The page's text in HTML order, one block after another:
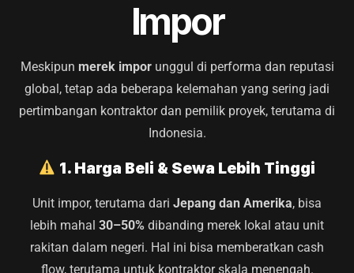
Impor
Meskipun merek imporunggul di performa dan reputasi
global, tetap ada beberapa kelemahan yang sering jadi
pertimbangan kontraktor dan pemilik proyek, terutama di
Indonesia.
1. Harga Beli & Sewa Lebih Tinggi
Unit impor, terutama dari Jepang dan Amerika, bisa
lebih mahal 30–50% dibanding merek lokal atau unit
rakitan dalam negeri. Hal ini bisa memberatkan cash
flow, terutama untuk kontraktor skala menengah.